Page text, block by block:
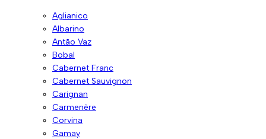
Aglianico
Albarino
Antão Vaz
Bobal
Cabernet Franc
Cabernet Sauvignon
Carignan
Carmenère
Corvina
Gamay